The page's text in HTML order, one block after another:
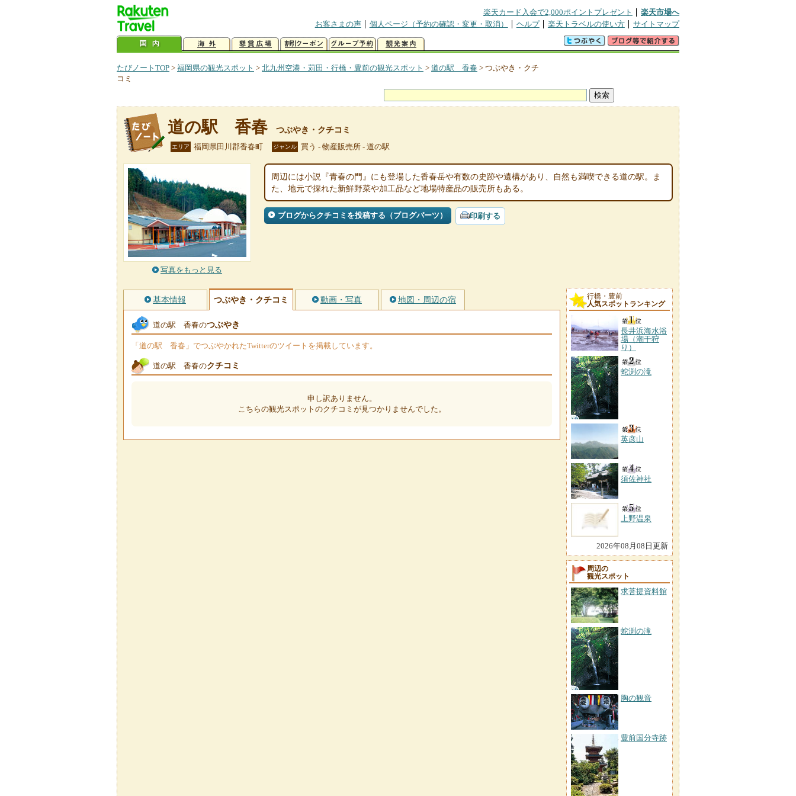
楽天カード入会で2,000ポイントプレゼント
楽天市場へ
お客さまの声
個人ページ（予約の確認・変更・取消） ヘルプ 楽天トラベルの使い方 サイトマップ
たびノートTOP > 福岡県の観光スポット > 北九州空港・苅田・行橋・豊前の観光スポット > 道の駅 香春 > つぶやき・クチ
コミ
道の駅 香春 つぶやき・クチコミ
エリア 福岡県田川郡香春町 ジャンル 買う - 物産販売所 - 道の駅
写真をもっと見る
周辺には小説『青春の門』にも登場した香春岳や有数の史跡や遺構があり、自然も満喫できる道の駅。ま
た、地元で採れた新鮮野菜や加工品など地場特産品の販売所もある。
ブログからクチコミを投稿する（ブログパーツ） 印刷する
基本情報 つぶやき・クチコミ 動画・写真 地図・周辺の宿
道の駅 香春のつぶやき
「道の駅 香春」でつぶやかれたTwitterのツイートを掲載しています。
道の駅 香春のクチコミ
申し訳ありません。
こちらの観光スポットのクチコミが見つかりませんでした。
行橋・豊前
人気スポットランキング
長井浜海水浴
場（潮干狩
り）
蛇渕の滝
英彦山
須佐神社
上野温泉
2026年08月08日更新
周辺の
観光スポット
求菩提資料館
蛇渕の滝
胸の観音
豊前国分寺跡